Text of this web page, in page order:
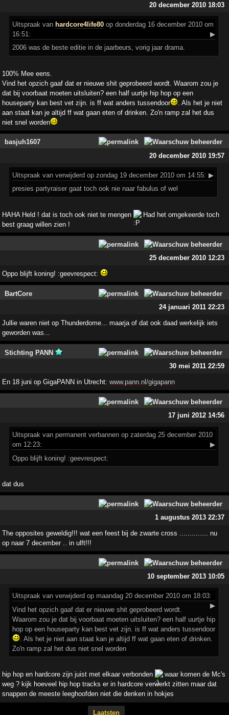
20 december 2010 18:03
Uitspraak vanhardcore4life80 op donderdag 16 december 2010 om
16:51:
▶
2006 was de beste editie in de jaarbeurs, vorig jaar drama.
100% Mee eens.
Vind het opzich gaaf dat er nieuwe shit geprobeerd wordt. Waarom zou je
dat bij voorbaat moeten uitsluiten? een half uurtje hip hop op een
houseparty kan best vet zijn. is ff wat anders tussendoor
. Als het je niet
aan staat kan je altijd ff wat gaan eten of drinken. Zo'n ramp zal het dus
niet snel worden
basjuh1607
20 december 2010 19:57
Uitspraak van verwijderd op zondag 19 december 2010 om 14:55: ▶
presies partyraiser gaat toch ook nie naar fabulus of wel
HAHA Held ! dat is toch ook niet te mengen
Had het omgekeerde toch
best graag willen zien !
25 december 2010 12:23
Oppo blijft koning! :geevrespect:
BartCore
24 januari 2011 22:23
Jullie waren niet op Thunderdome... maarja of dat ook daad werkelijk iets
geworden was...
Stichting PANN
30 mei 2011 22:59
En 18 juni op GigaPANN in Utrecht: www.pann.nl/gigapann
17 juni 2012 14:56
Uitspraak van permanent verbannen op zaterdag 25 december 2010
om 12:23:
▶
Oppo blijft koning! :geevrespect:
dat dus
1 augustus 2013 22:37
The opposites geweldig!!! wat een feest bij de zwarte cross .............. nu
op naar 7 december .. in ulft!!!
10 september 2013 10:05
Uitspraak van verwijderd op maandag 20 december 2010 om 18:03:
▶
Vind het opzich gaaf dat er nieuwe shit geprobeerd wordt.
Waarom zou je dat bij voorbaat moeten uitsluiten? een half uurtje hip
hop op een houseparty kan best vet zijn. is ff wat anders tussendoor
. Als het je niet aan staat kan je altijd ff wat gaan eten of drinken.
Zo'n ramp zal het dus niet snel worden
hip hop en hardcore zijn juist met elkaar verbonden
waar komen de Mc's
weg ? kijk hoeveel hip hop tracks er in hardcore verwerkt zitten maar dat
snappen de meeste leeghoofden niet die denken in hokjes
Laatsten